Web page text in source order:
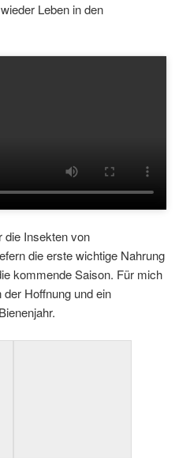
Leben in den
die Insekten von
die erste wichtige Nahrung
kommende Saison. Für mich
Hoffnung und ein